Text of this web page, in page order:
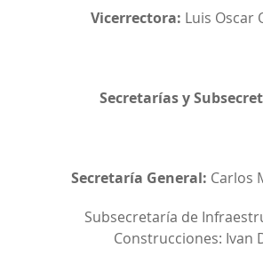
Vicerrectora: Luis Oscar
Secretarías y
Secretaría General: Carlos
Subsecretaría de
Construcciones: Ivan